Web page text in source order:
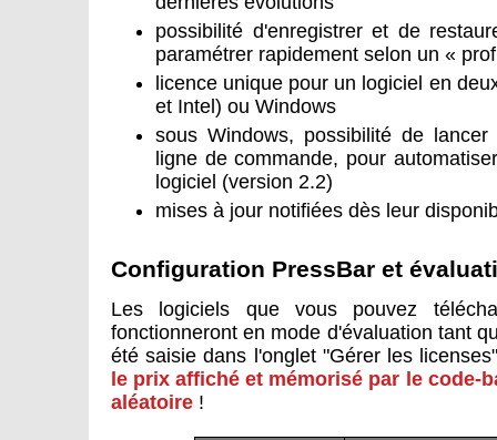
possibilité d'enregistrer et de
paramétrer rapidement selon un «
licence unique pour un logiciel en
et Intel) ou Windows
sous Windows, possibilité de
ligne de commande, pour
logiciel (version 2.2)
mises à jour notifiées dès leur
Configuration PressBar et
Les logiciels que vous pouvez
fonctionneront en mode d'évaluation tant
été saisie dans l'onglet "Gérer les
le prix affiché et mémorisé par le code-
aléatoire !